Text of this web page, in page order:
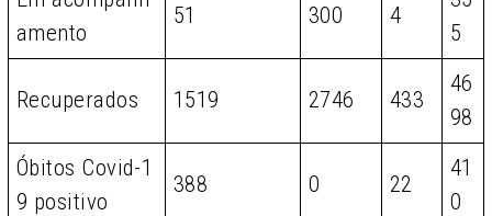
amento
51 300 4
5
Recuperados 1519 2746 433
46
98
Óbitos Covid-1
9 positivo
388 0 22
41
0